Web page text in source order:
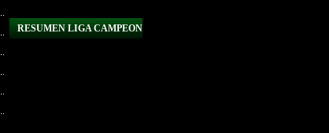
RESUMEN LIGA CAMPEON